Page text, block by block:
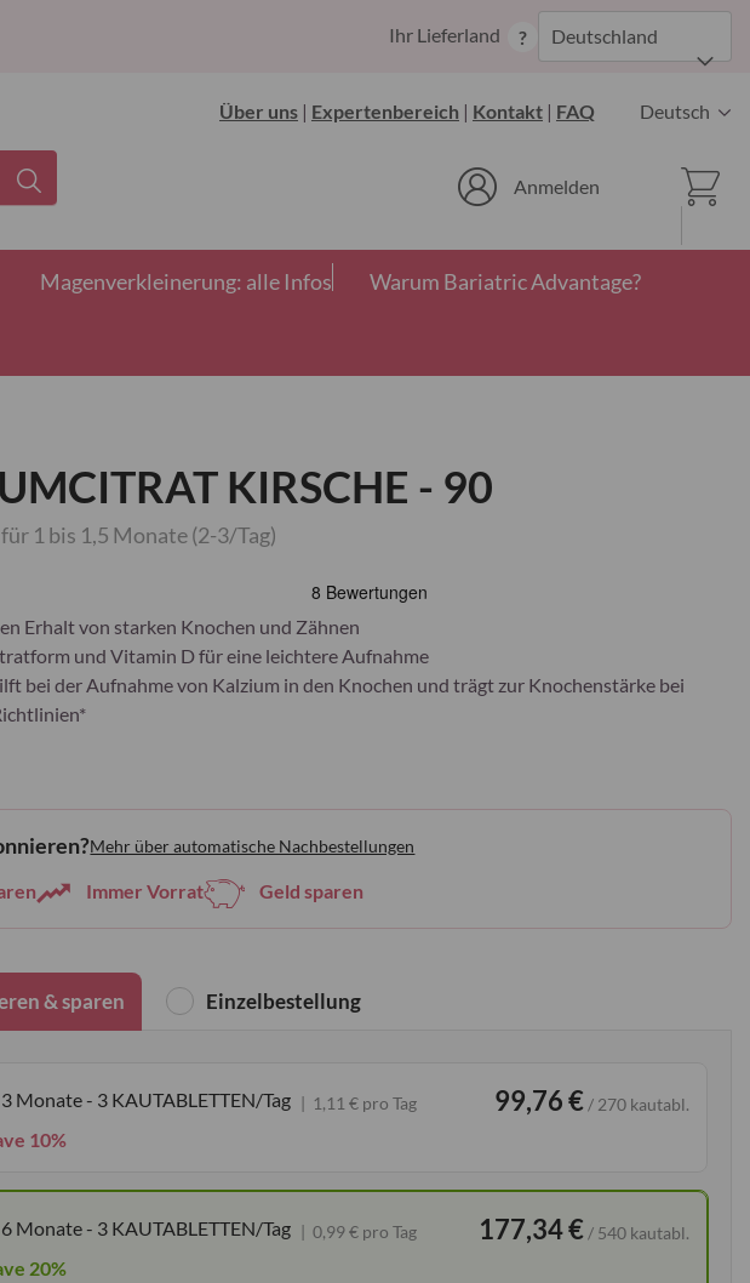
Zum
Ihr Lieferland ? Deutschland
Über uns | Expertenbereich | Kontakt | FAQ Sprache
Deutsch
Anmelden
Magenverkleinerung: alle Infos Warum Bariatric Advantage?
KIRSCHE - 90
1 bis 1,5 Monate (2-3/Tag)
Erhalt von starken Knochen und Zähnen
und Vitamin D für eine leichtere Aufnahme
bei der Aufnahme von Kalzium in den Knochen und trägt zur Knochenstärke bei
Mehr über automatische Nachbestellungen
Immer Vorrat Geld sparen
& sparen
Monate - 3 KAUTABLETTEN/Tag 1,11 € pro Tag 99,76 € / 270 kautabl.
10%
Monate - 3 KAUTABLETTEN/Tag 0,99 € pro Tag 177,34 € / 540 kautabl.
20%
Einzelbestellung